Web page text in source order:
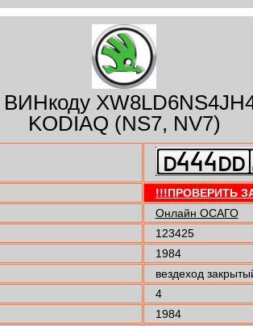
KODIAQ (NS7, NV7)
!!!ПРОВЕРИТЬ
Онлайн ОСАГО
123425
1984
вездеход
4
1984